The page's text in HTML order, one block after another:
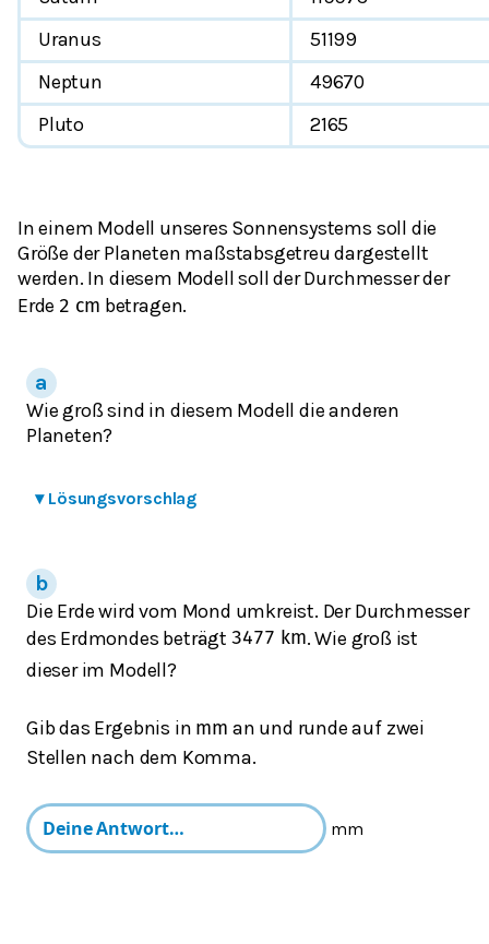
Uranus
51199
Neptun
49670
Pluto
2165
In einem Modell unseres Sonnensystems soll die
Größe der Planeten maßstabsgetreu dargestellt
werden. In diesem Modell soll der Durchmesser der
Erde 2 cm betragen.
Wie groß sind in diesem Modell die anderen
Planeten?
▾ Lösungsvorschlag
Die Erde wird vom Mond umkreist. Der Durchmesser
des Erdmondes beträgt 3477 km. Wie groß ist
dieser im Modell?
Gib das Ergebnis in mm an und runde auf zwei
Stellen nach dem Komma.
mm